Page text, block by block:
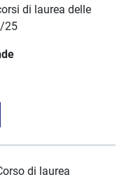
di laurea delle
25
di laurea